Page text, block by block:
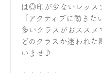
は◎印が少ないレッス
「アクティブに動き
多いクラスがおススメ
どのクラスか迷われた
いませ♪